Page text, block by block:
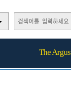
The Argus